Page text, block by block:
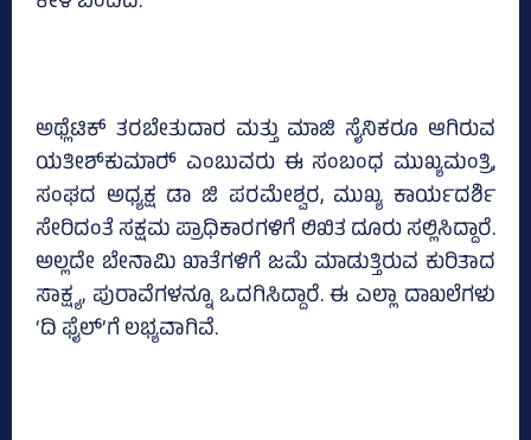
ಅಥ್ಲೆಟಿಕ್‌ ತರಬೇತುದಾರ ಮತ್ತು ಮಾಜಿ ಸೈನಿಕರೂ ಆಗಿರುವ
ಯತೀಶ್‌ಕುಮಾರ್‍‌ ಎಂಬುವರು ಈ ಸಂಬಂಧ ಮುಖ್ಯಮಂತ್ರಿ,
ಸಂಘದ ಅಧ್ಯಕ್ಷ ಡಾ ಜಿ ಪರಮೇಶ್ವರ, ಮುಖ್ಯ ಕಾರ್ಯದರ್ಶಿ
ಸೇರಿದಂತೆ ಸಕ್ಷಮ ಪ್ರಾಧಿಕಾರಗಳಿಗೆ ಲಿಖಿತ ದೂರು ಸಲ್ಲಿಸಿದ್ದಾರೆ.
ಅಲ್ಲದೇ ಬೇನಾಮಿ ಖಾತೆಗಳಿಗೆ ಜಮೆ ಮಾಡುತ್ತಿರುವ ಕುರಿತಾದ
ಸಾಕ್ಷ್ಯ, ಪುರಾವೆಗಳನ್ನೂ ಒದಗಿಸಿದ್ದಾರೆ. ಈ ಎಲ್ಲಾ ದಾಖಲೆಗಳು
‘ದಿ ಫೈಲ್‌’ಗೆ ಲಭ್ಯವಾಗಿವೆ.